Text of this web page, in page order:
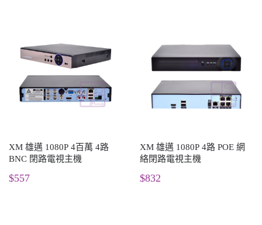
XM 雄邁 1080P 4百萬 4路
BNC 閉路電視主機
$557
XM 雄邁 1080P 4路 POE 網
絡閉路電視主機
$832